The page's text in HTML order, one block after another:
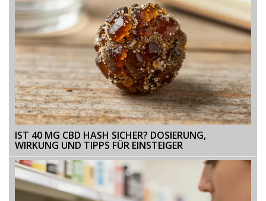
IST 40 MG CBD HASH SICHER? DOSIERUNG,
WIRKUNG UND TIPPS FÜR EINSTEIGER